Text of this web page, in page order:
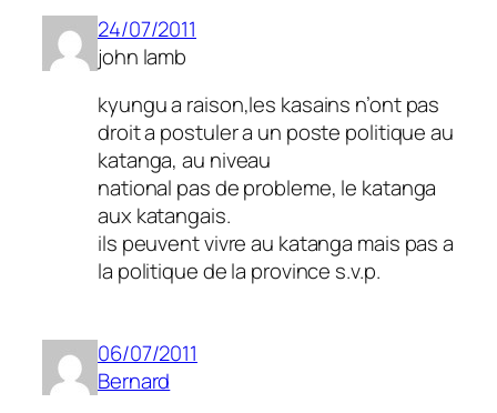
24/07/2011
john lamb
kyungu a raison,les kasains n’ont pas
droit a postuler a un poste politique au
katanga, au niveau
national pas de probleme, le katanga
aux katangais.
ils peuvent vivre au katanga mais pas a
la politique de la province s.v.p.
06/07/2011
Bernard